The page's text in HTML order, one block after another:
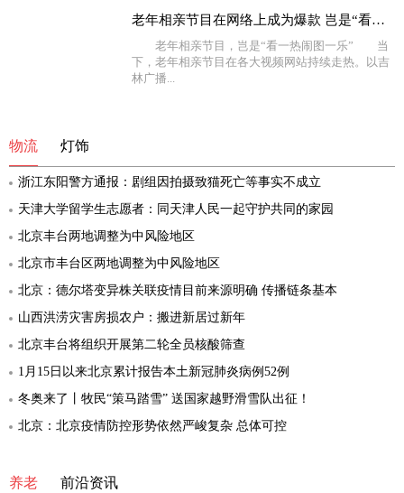
老年相亲节目在网络上成为爆款 岂是“看一热闹图一乐”
老年相亲节目，岂是“看一热闹图一乐” 当
下，老年相亲节目在各大视频网站持续走热。以吉
林广播...
物流 灯饰
浙江东阳警方通报：剧组因拍摄致猫死亡等事实不成立
天津大学留学生志愿者：同天津人民一起守护共同的家园
北京丰台两地调整为中风险地区
北京市丰台区两地调整为中风险地区
北京：德尔塔变异株关联疫情目前来源明确 传播链条基本
山西洪涝灾害房损农户：搬进新居过新年
北京丰台将组织开展第二轮全员核酸筛查
1月15日以来北京累计报告本土新冠肺炎病例52例
冬奥来了丨牧民“策马踏雪” 送国家越野滑雪队出征！
北京：北京疫情防控形势依然严峻复杂 总体可控
养老 前沿资讯